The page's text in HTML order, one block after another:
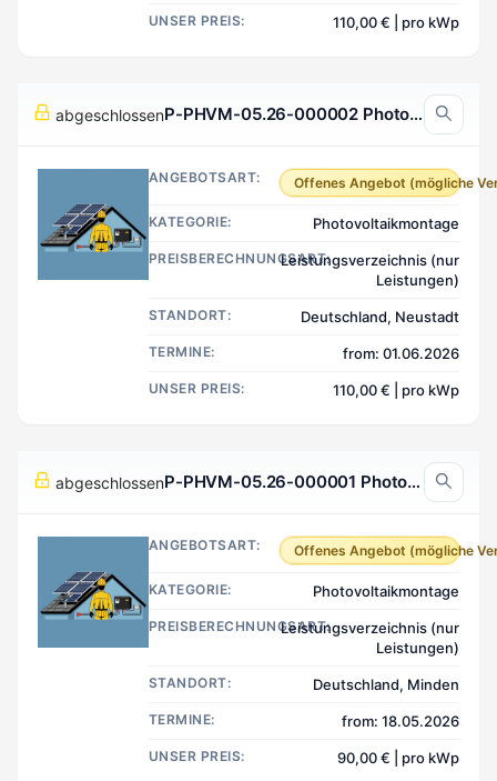
UNSER PREIS: 110,00 € | pro kWp
abgeschlossen P-PHVM-05.26-000002 Photovoltaikmontage, Neustadt Deutschland
ANGEBOTSART: Offenes Angebot (mögliche
KATEGORIE: Photovoltaikmontage
PREISBERECHNUNGSART:Leistungsverzeichnis (nur
Leistungen)
STANDORT: Deutschland, Neustadt
TERMINE: from: 01.06.2026
UNSER PREIS: 110,00 € | pro kWp
abgeschlossen P-PHVM-05.26-000001 Photovoltaikmontage, Minden Deutschland
ANGEBOTSART: Offenes Angebot (mögliche
KATEGORIE: Photovoltaikmontage
PREISBERECHNUNGSART:Leistungsverzeichnis (nur
Leistungen)
STANDORT: Deutschland, Minden
TERMINE: from: 18.05.2026
UNSER PREIS: 90,00 € | pro kWp